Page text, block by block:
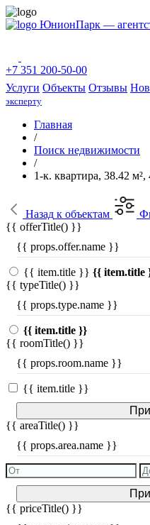
ЮнионПарк —
+7 351 200-50-00
Услуги Объекты Отзывы
эксперту
Главная
/
Поиск недвижимости
/
1-к. квартира, 38.42 м²,
Назад к объектам
{{ offerTitle() }}
{{ props.offer.name }}
{{ item.title }} {{ item.title
{{ typeTitle() }}
{{ props.type.name }}
{{ item.title }}
{{ roomTitle() }}
{{ props.room.name }}
{{ item.title }}
{{ areaTitle() }}
{{ props.area.name }}
{{ priceTitle() }}